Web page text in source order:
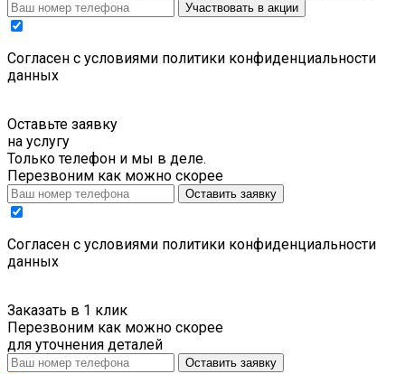
Участвовать в акции
Cогласен с условиями политики конфиденциальности
данных
Оставьте заявку
на услугу
Только телефон и мы в деле.
Перезвоним как можно скорее
Оставить заявку
Cогласен с условиями политики конфиденциальности
данных
Заказать в 1 клик
Перезвоним как можно скорее
для уточнения деталей
Оставить заявку